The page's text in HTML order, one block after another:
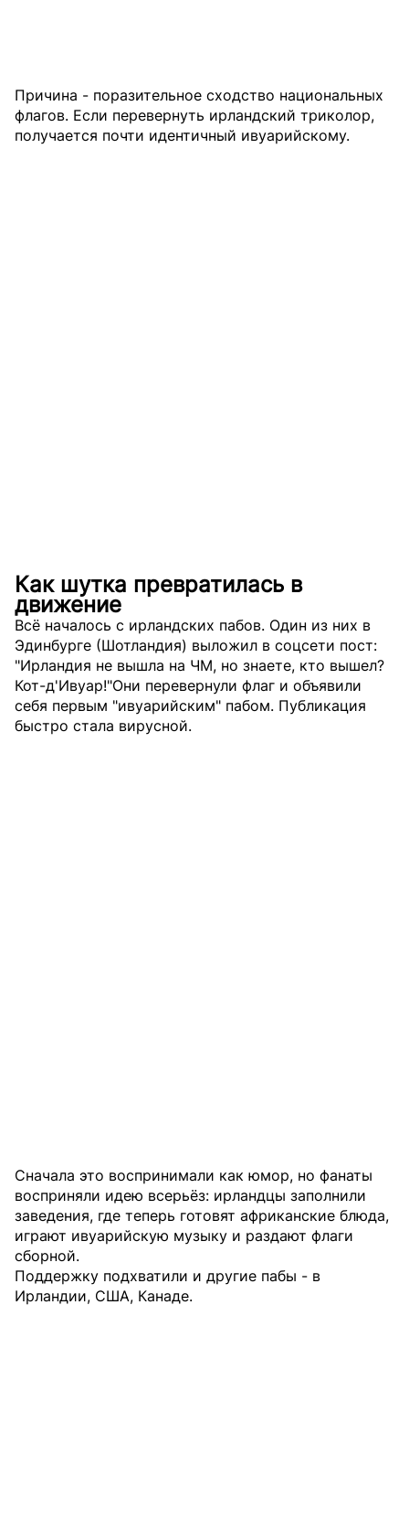
Причина - поразительное сходство национальных
флагов. Если перевернуть ирландский триколор,
получается почти идентичный ивуарийскому.
Как шутка превратилась в
движение
Всё началось с ирландских пабов. Один из них в
Эдинбурге (Шотландия) выложил в соцсети пост:
"Ирландия не вышла на ЧМ, но знаете, кто вышел?
Кот-д'Ивуар!"Они перевернули флаг и объявили
себя первым "ивуарийским" пабом. Публикация
быстро стала вирусной.
Сначала это воспринимали как юмор, но фанаты
восприняли идею всерьёз: ирландцы заполнили
заведения, где теперь готовят африканские блюда,
играют ивуарийскую музыку и раздают флаги
сборной.
Поддержку подхватили и другие пабы - в
Ирландии, США, Канаде.